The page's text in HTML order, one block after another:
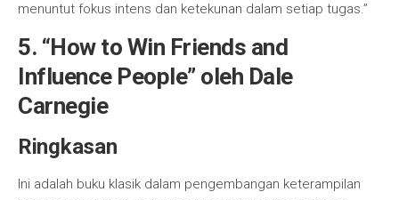
menuntut fokus intens dan ketekunan dalam setiap tugas.”
5. “How to Win Friends and
Influence People” oleh Dale
Carnegie
Ringkasan
Ini adalah buku klasik dalam pengembangan keterampilan